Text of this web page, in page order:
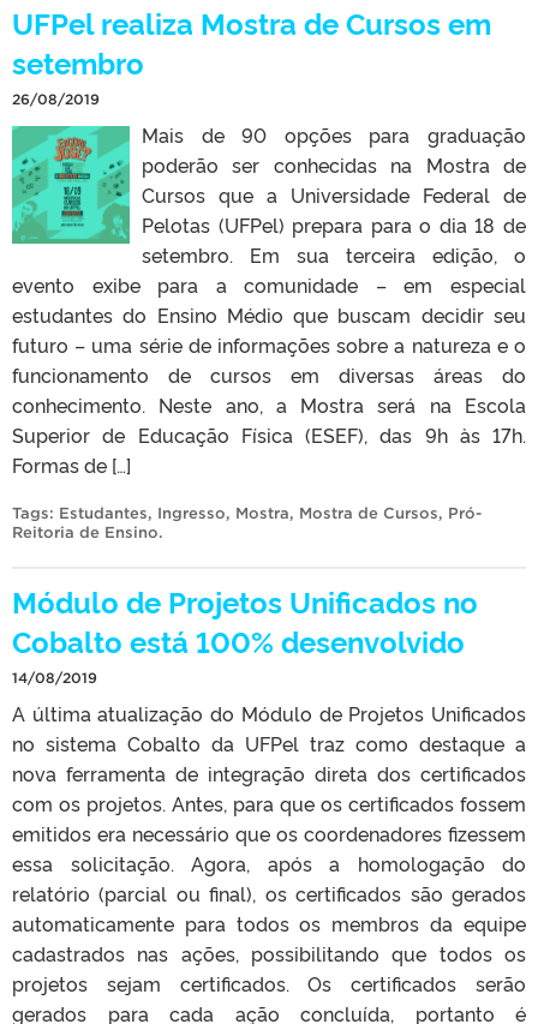
UFPel realiza Mostra de Cursos em
setembro
26/08/2019
Mais de 90 opções para graduação
poderão ser conhecidas na Mostra de
Cursos que a Universidade Federal de
Pelotas (UFPel) prepara para o dia 18 de
setembro. Em sua terceira edição, o
evento exibe para a comunidade – em especial
estudantes do Ensino Médio que buscam decidir seu
futuro – uma série de informações sobre a natureza e o
funcionamento de cursos em diversas áreas do
conhecimento. Neste ano, a Mostra será na Escola
Superior de Educação Física (ESEF), das 9h às 17h.
Formas de […]
Tags: Estudantes, Ingresso, Mostra, Mostra de Cursos, Pró-
Reitoria de Ensino.
Módulo de Projetos Unificados no
Cobalto está 100% desenvolvido
14/08/2019
A última atualização do Módulo de Projetos Unificados
no sistema Cobalto da UFPel traz como destaque a
nova ferramenta de integração direta dos certificados
com os projetos. Antes, para que os certificados fossem
emitidos era necessário que os coordenadores fizessem
essa solicitação. Agora, após a homologação do
relatório (parcial ou final), os certificados são gerados
automaticamente para todos os membros da equipe
cadastrados nas ações, possibilitando que todos os
projetos sejam certificados. Os certificados serão
gerados para cada ação concluída, portanto é